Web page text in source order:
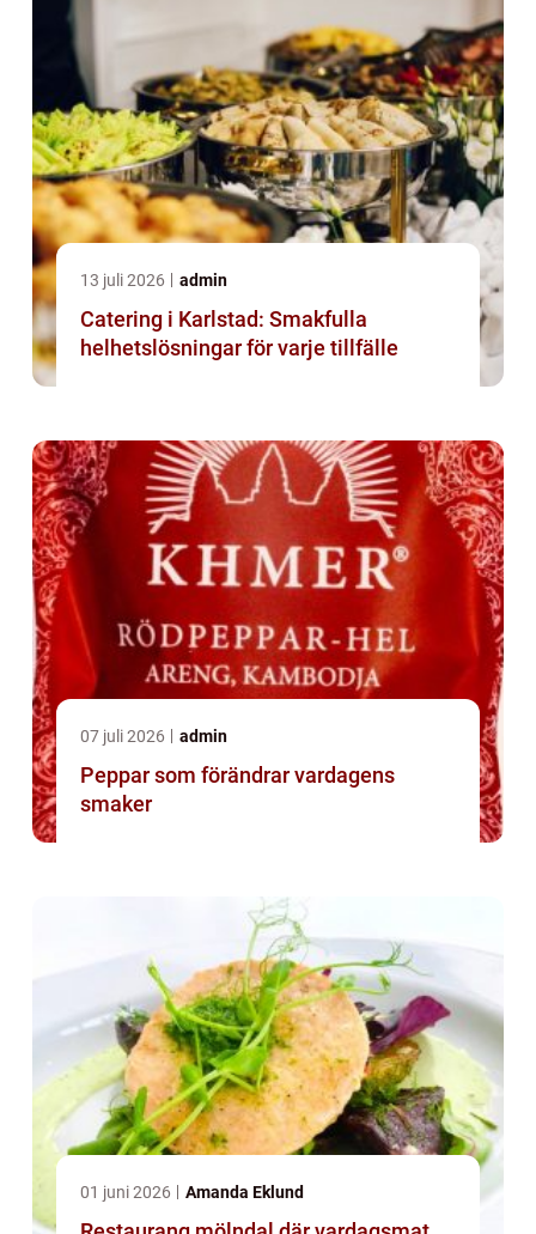
13 juli 2026 admin
Catering i Karlstad: Smakfulla
helhetslösningar för varje tillfälle
07 juli 2026 admin
Peppar som förändrar vardagens
smaker
01 juni 2026 Amanda Eklund